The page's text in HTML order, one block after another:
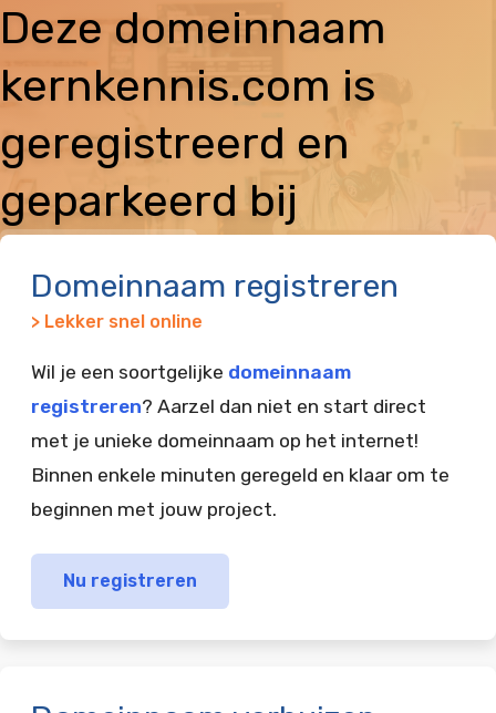
Deze domeinnaam
kernkennis.com is
geregistreerd en
geparkeerd bij
Domeinnaam registreren
> Lekker snel online
Wil je een soortgelijke domeinnaam
registreren? Aarzel dan niet en start direct
met je unieke domeinnaam op het internet!
Binnen enkele minuten geregeld en klaar om te
beginnen met jouw project.
Nu registreren